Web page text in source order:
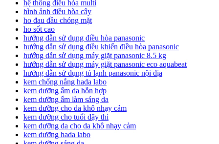
hệ thống điều hòa multi
hình ảnh điều hòa cây
ho đau đầu chóng mặt
ho sốt cao
hướng dẫn sử dụng điều hòa panasonic
hướng dẫn sử dụng điều khiển điều hòa panasonic
hướng dẫn sử dụng máy giặt panasonic 8.5 kg
hướng dẫn sử dụng máy giặt panasonic eco aquabeat
hướng dẫn sử dụng tủ lạnh panasonic nội địa
kem chống nắng hada labo
kem dưỡng ẩm da hỗn hợp
kem dưỡng ẩm làm sáng da
kem dưỡng cho da khô nhạy cảm
kem dưỡng cho tuổi dậy thì
kem dưỡng da cho da khô nhạy cảm
kem dưỡng hada labo